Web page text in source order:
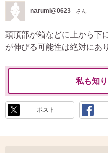
narumi@0623 さん
頭頂部が箱などに上から下
が伸びる可能性は絶対にあ
私も知
ポスト